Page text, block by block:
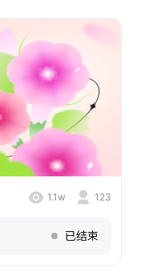
1.1w 123
已结束